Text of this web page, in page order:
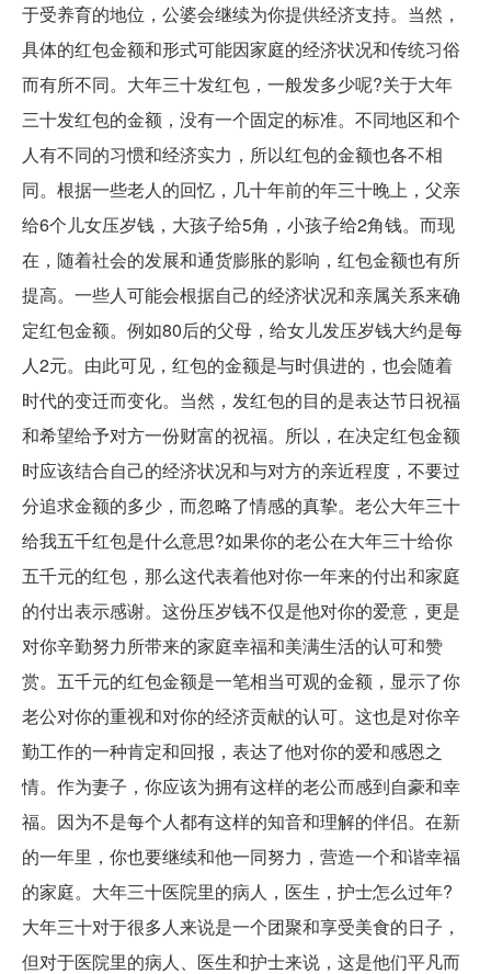
于受养育的地位，公婆会继续为你提供经济支持。当然，
具体的红包金额和形式可能因家庭的经济状况和传统习俗
而有所不同。大年三十发红包，一般发多少呢?关于大年
三十发红包的金额，没有一个固定的标准。不同地区和个
人有不同的习惯和经济实力，所以红包的金额也各不相
同。根据一些老人的回忆，几十年前的年三十晚上，父亲
给6个儿女压岁钱，大孩子给5角，小孩子给2角钱。而现
在，随着社会的发展和通货膨胀的影响，红包金额也有所
提高。一些人可能会根据自己的经济状况和亲属关系来确
定红包金额。例如80后的父母，给女儿发压岁钱大约是每
人2元。由此可见，红包的金额是与时俱进的，也会随着
时代的变迁而变化。当然，发红包的目的是表达节日祝福
和希望给予对方一份财富的祝福。所以，在决定红包金额
时应该结合自己的经济状况和与对方的亲近程度，不要过
分追求金额的多少，而忽略了情感的真挚。老公大年三十
给我五千红包是什么意思?如果你的老公在大年三十给你
五千元的红包，那么这代表着他对你一年来的付出和家庭
的付出表示感谢。这份压岁钱不仅是他对你的爱意，更是
对你辛勤努力所带来的家庭幸福和美满生活的认可和赞
赏。五千元的红包金额是一笔相当可观的金额，显示了你
老公对你的重视和对你的经济贡献的认可。这也是对你辛
勤工作的一种肯定和回报，表达了他对你的爱和感恩之
情。作为妻子，你应该为拥有这样的老公而感到自豪和幸
福。因为不是每个人都有这样的知音和理解的伴侣。在新
的一年里，你也要继续和他一同努力，营造一个和谐幸福
的家庭。大年三十医院里的病人，医生，护士怎么过年?
大年三十对于很多人来说是一个团聚和享受美食的日子，
但对于医院里的病人、医生和护士来说，这是他们平凡而